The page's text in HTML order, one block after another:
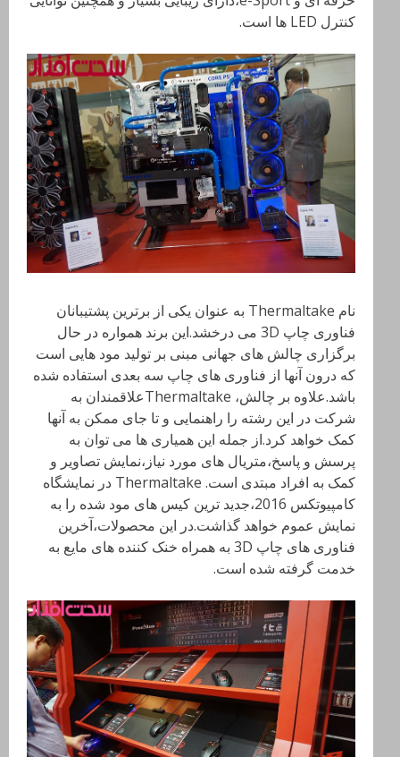
کنترل LED
ها است.
نام Thermaltake
به عنوان یکی از برترین پشتیبانان
فناوری چاپ 3 D
می درخشد.این برند همواره در حال
برگزاری چالش های جهانی مبنی بر تولید مود هایی است
که درون آنها از فناوری های چاپ سه بعدی استفاده شده
باشد.علاوه بر چالش،
Thermaltakeعلاقمندان به
شرکت در این رشته را راهنمایی و تا جای ممکن به آنها
کمک خواهد کرد.از جمله این همیاری ها می توان به
پرسش و پاسخ،متریال های مورد نیاز،نمایش تصاویر و
کمک به افراد مبتدی است. Thermaltake
در نمایشگاه
کامپیوتکس 2016،جدید ترین کیس های مود شده را به
نمایش عموم خواهد گذاشت.در این محصولات،آخرین
فناوری های چاپ 3 D
به همراه خنک کننده های مایع به
خدمت گرفته شده است.